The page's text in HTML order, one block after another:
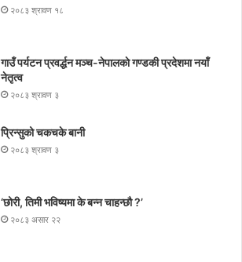
२०८३ श्रावण १८
गाउँ पर्यटन प्रवर्द्धन मञ्च-नेपालकाे गण्डकी प्रदेशमा नयाँ
नेतृत्व
२०८३ श्रावण ३
प्रिन्सुको चकचके बानी
२०८३ श्रावण ३
‘छोरी, तिमी भविष्यमा के बन्न चाहन्छौ ?’
२०८३ असार २२